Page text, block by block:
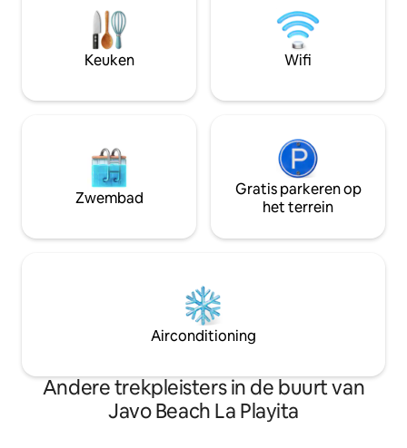
parkeergelegenheid en dagelijkse
schoonmaak. Je Caribische paradijs
wacht op je!
met uitzicht op de
moderne keuken
Netflix voor een
Keuken Wifi
Zwembad
Gratis parkeren op
het terrein
Airconditioning
Andere trekpleisters in de buurt van
Javo Beach La Playita